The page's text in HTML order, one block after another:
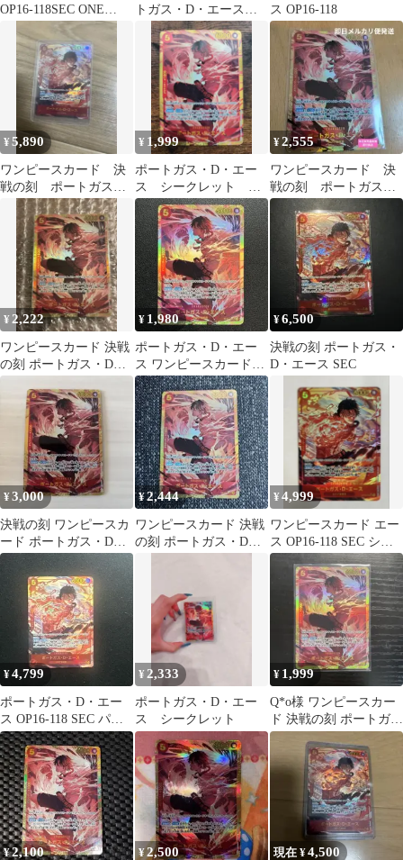
OP16-118SEC ONE
PIECE CARD GAME
トガス・D・エース
SEC 決戦の刻
ス OP16-118
¥5,890
ワンピースカード 決
戦の刻 ポートガス・
D・エース シークレッ
トパラレルレア
¥ 1,999
ポートガス・D・エー
ス シークレット
SEC 決戦の刻 ワン
ピースカード
¥2,555
ワンピースカード 決
戦の刻 ポートガス・
D・エースSEC
¥ 2,222
ワンピースカード 決戦
の刻 ポートガス・D・
エース SEC シークレッ
¥ 1,980
ポートガス・D・エー
ス ワンピースカード
OP16-118 SEC 決戦の刻
¥6,500
決戦の刻 ポートガス・
D・エース SEC
¥3,000
決戦の刻 ワンピースカ
ード ポートガス・D・
エース
¥2,444
ワンピースカード 決戦
の刻 ポートガス・D・
¥4,999
ワンピースカード エー
ス OP16-118 SEC シー
クレットパラレル
¥4,799
ポートガス・D・エー
ス OP16-118 SEC パラ
レル 決戦の刻
¥2,333
ポートガス・D・エー
ス シークレット
¥ 1,999
Q*o様 ワンピースカー
ド 決戦の刻 ポートガ
ス・D・エース SEC シ
ークレッ
¥2,100 ¥2,500 現在 ¥4,500